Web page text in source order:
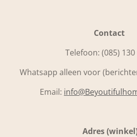
Contact
Telefoon: (085) 130
Whatsapp alleen voor
Email:
Adres